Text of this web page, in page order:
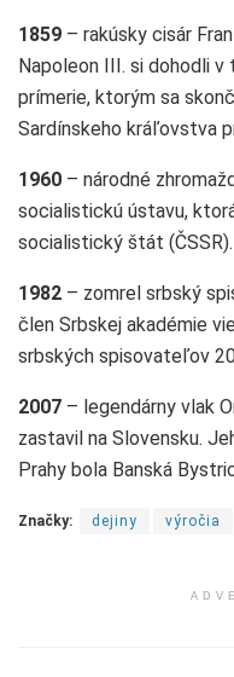
1859 – rakúsky cisár
Napoleon III. si dohodli
prímerie, ktorým sa
Sardínskeho kráľovstva
1960 – národné
socialistickú ústavu,
socialistický štát (ČSSR).
1982 – zomrel srbský
člen Srbskej akadémie
srbských spisovateľov
2007 – legendárny vlak
zastavil na Slovensku.
Prahy bola Banská
Značky: dejiny výročia